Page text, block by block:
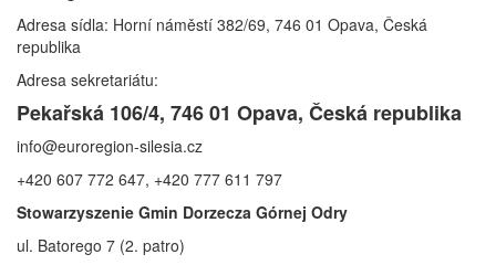
Adresa sídla: Horní náměstí 382/69, 746 01 Opava, Česká
republika
Adresa sekretariátu:
Pekařská 106/4, 746 01 Opava, Česká republika
info@euroregion-silesia.cz
+420 607 772 647, +420 777 611 797
Stowarzyszenie Gmin Dorzecza Górnej Odry
ul. Batorego 7 (2. patro)